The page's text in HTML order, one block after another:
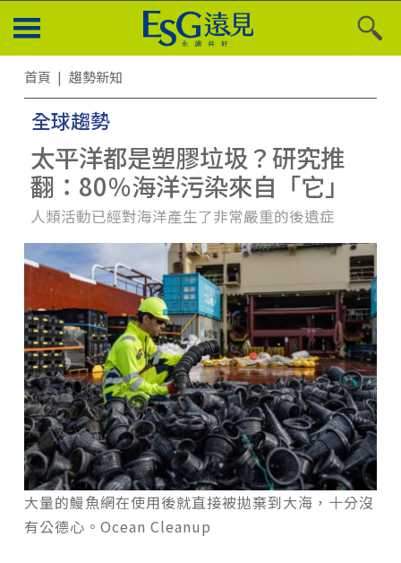
首頁 趨勢新知
全球趨勢
太平洋都是塑膠垃圾？研究推
翻：80％海洋污染來自「它」
人類活動已經對海洋產生了非常嚴重的後遺症
大量的鰻魚網在使用後就直接被拋棄到大海，十分沒
有公德心。Ocean Cleanup